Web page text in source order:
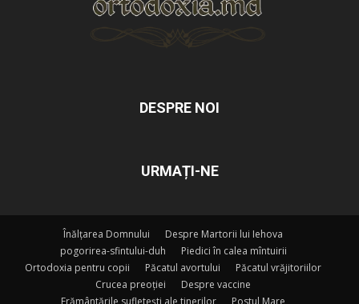
DESPRE NOI
URMAȚI-NE
Înălțarea Domnului
Despre Martorii lui Iehova
pogorirea-sfintului-duh
Piedici în calea mîntuirii
Ortodoxia pentru copii
Păcatul avortului
Păcatul vrăjitoriilor
Crucea preoției
Despre vaccine